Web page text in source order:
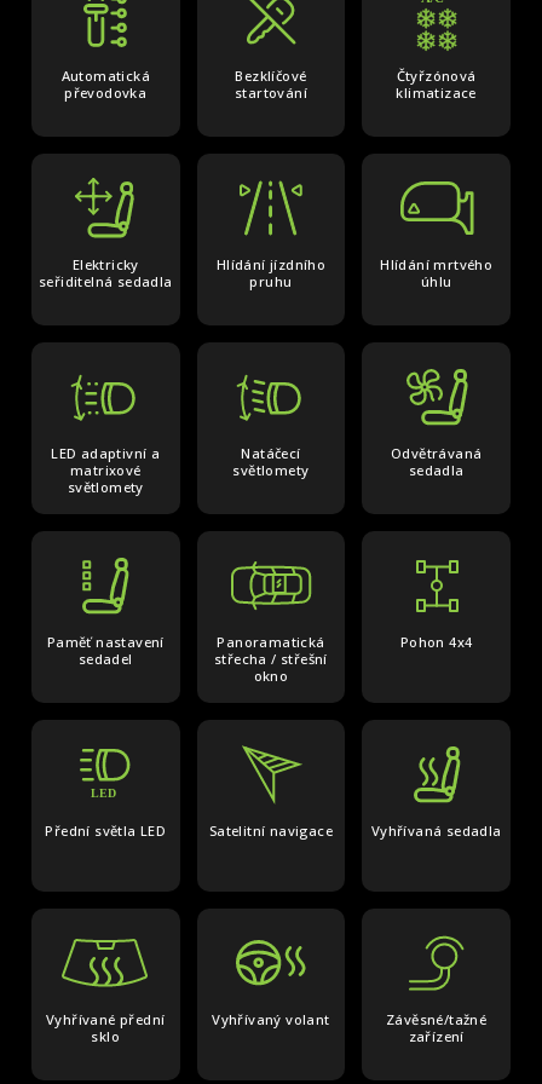
Automatická
převodovka
Bezklíčové
startování
Čtyřzónová
klimatizace
Elektricky
seřiditelná sedadla
Hlídání jízdního
pruhu
Hlídání mrtvého
úhlu
LED adaptivní a
matrixové
světlomety
Natáčecí
světlomety
Odvětrávaná
sedadla
Paměť nastavení
sedadel
Panoramatická
střecha / střešní
okno
Pohon 4x4
Přední světla LED Satelitní navigace Vyhřívaná sedadla
Vyhřívané přední
sklo
Vyhřívaný volant
Závěsné/tažné
zařízení